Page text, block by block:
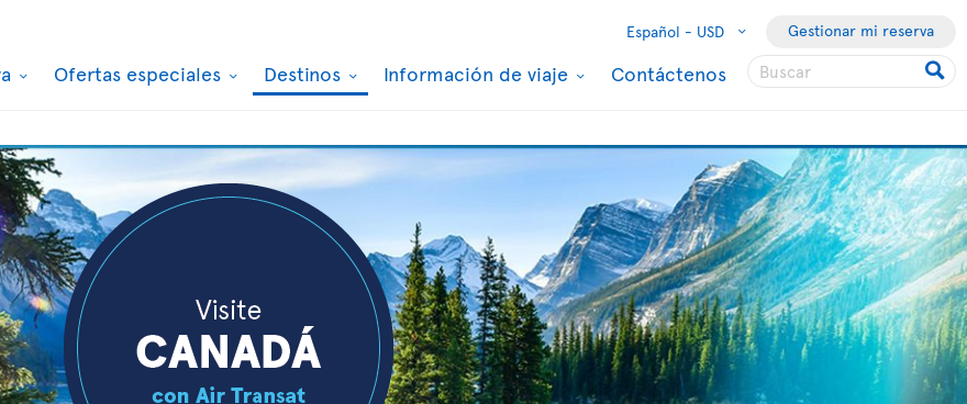
Español - USD Gestionar mi reserva
Ofertas especiales Destinos Información de viaje Contáctenos